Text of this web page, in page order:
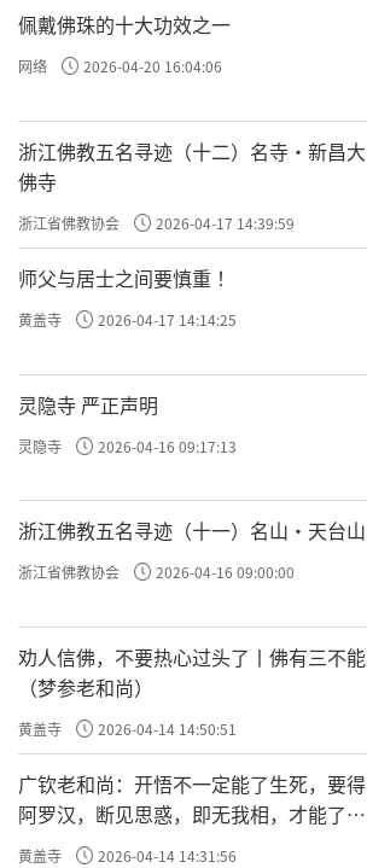
佩戴佛珠的十大功效之一
网络 2026-04-20 16:04:06
浙江佛教五名寻迹（十二）名寺·新昌大
佛寺
浙江省佛教协会 2026-04-17 14:39:59
师父与居士之间要慎重 ！
黄盖寺 2026-04-17 14:14:25
灵隐寺 严正声明
灵隐寺 2026-04-16 09:17:13
浙江佛教五名寻迹（十一）名山·天台山
浙江省佛教协会 2026-04-16 09:00:00
劝人信佛，不要热心过头了丨佛有三不能
（梦参老和尚）
黄盖寺 2026-04-14 14:50:51
广钦老和尚：开悟不一定能了生死，要得
阿罗汉，断见思惑，即无我相，才能了生
死
黄盖寺 2026-04-14 14:31:56